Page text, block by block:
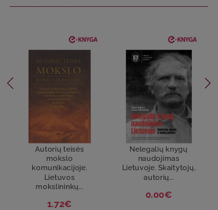
Autorių teisės
mokslo
komunikacijoje.
Lietuvos
mokslininkų...
1.72€
Nelegalių knygų
naudojimas
Lietuvoje. Skaitytojų,
autorių...
0.00€